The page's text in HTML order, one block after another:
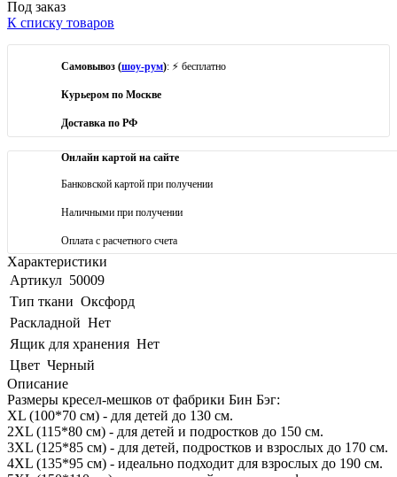
Под заказ
К списку товаров
Самовывоз (шоу-рум): ⚡ бесплатно
Курьером по Москве
Доставка по РФ
Онлайн картой на сайте
Банковской картой при получении
Наличными при получении
Оплата с расчетного счета
Характеристики
Артикул 50009
Тип ткани Оксфорд
Раскладной Нет
Ящик для хранения Нет
Цвет Черный
Описание
Размеры кресел-мешков от фабрики Бин Бэг:
XL (100*70 см) - для детей до 130 см.
2XL (115*80 см) - для детей и подростков до 150 см.
3XL (125*85 см) - для детей, подростков и взрослых до 170 см.
4XL (135*95 см) - идеально подходит для взрослых до 190 см.